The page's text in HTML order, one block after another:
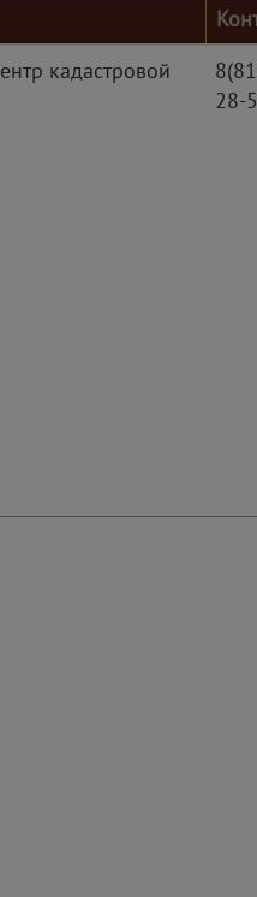
кадастровой
28-